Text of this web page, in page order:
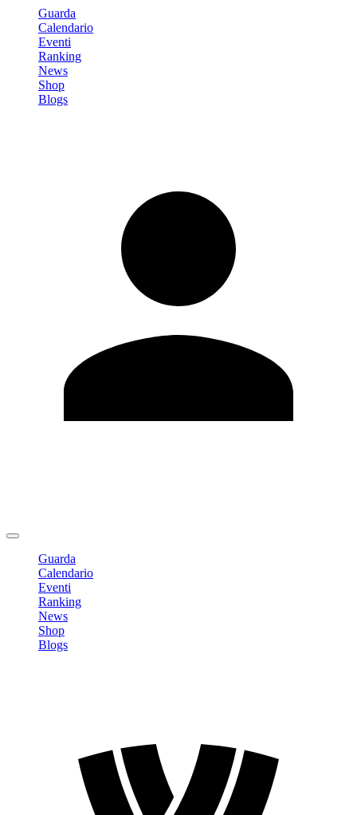
Guarda
Calendario
Eventi
Ranking
News
Shop
Blogs
Guarda
Calendario
Eventi
Ranking
News
Shop
Blogs